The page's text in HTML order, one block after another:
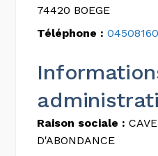
74420 BOEGE
Téléphone :
Raison sociale :
D'ABONDANCE